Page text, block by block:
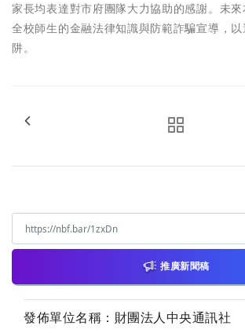
家長均表達對市府團隊大力協助的感謝。未
全校師生的金融法律知識與防範詐騙宣導，
阱。
推廣新聞稿
發佈單位名稱：財團法人中央通訊社